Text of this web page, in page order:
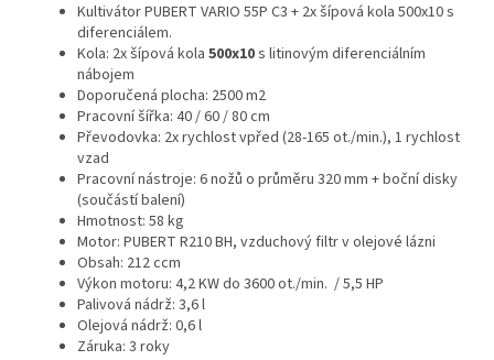
Kultivátor PUBERT VARIO 55P C3 + 2x šípová kola 500x10 s
diferenciálem.
Kola: 2x šípová kola 500x10s litinovým diferenciálním
nábojem
Doporučená plocha: 2500 m2
Pracovní šířka: 40 / 60 / 80 cm
Převodovka: 2x rychlost vpřed (28-165 ot./min.), 1 rychlost
vzad
Pracovní nástroje: 6 nožů o průměru 320 mm + boční disky
(součástí balení)
Hmotnost: 58 kg
Motor: PUBERT R210 BH, vzduchový filtr v olejové lázni
Obsah: 212 ccm
Výkon motoru: 4,2 KW do 3600 ot./min. / 5,5 HP
Palivová nádrž: 3,6 l
Olejová nádrž: 0,6 l
Záruka: 3 roky